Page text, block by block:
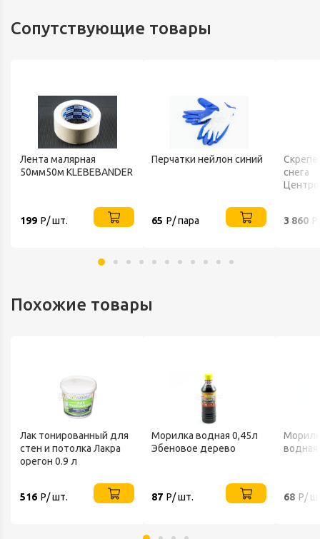
Сопутствующие товары
Лента малярная
50мм50м KLEBEBANDER
199 Р/ шт.
Перчатки нейлон синий
65 Р/ пара
снега
3 860
Похожие товары
Лак тонированный для
стен и потолка Лакра
орегон 0.9 л
516 Р/ шт.
Морилка водная 0,45л
Эбеновое дерево
87 Р/ шт.
водная
68 Р/